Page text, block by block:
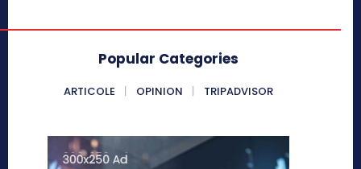
Popular Categories
ARTICOLE OPINION TRIPADVISOR